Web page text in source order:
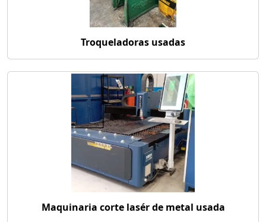
Troqueladoras usadas
Maquinaria corte lasér de metal usada